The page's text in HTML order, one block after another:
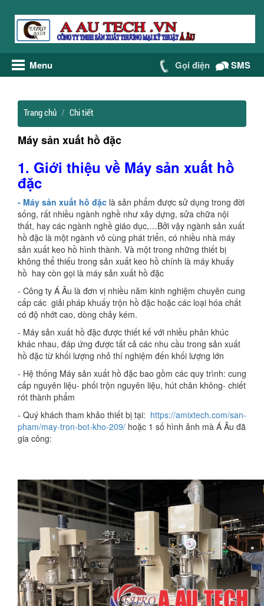
Menu Gọi điện SMS
Trang chủ Chi tiết
Máy sản xuất hồ đặc
1. Giới thiệu về Máy sản xuất hồ
đặc
- Máy sản xuất hồ đặc là sản phẩm được sử dụng trong đời
sống, rất nhiều ngành nghề như xây dựng, sửa chữa nội
thất, hay các ngành nghề giáo dục,…Bởi vậy ngành sản xuất
hồ đặc là một ngành vô cùng phát triển, có nhiều nhà máy
sản xuất keo hồ hình thành. Và một trong những thiết bị
không thể thiếu trong sản xuất keo hồ chính là máy khuấy
hồ hay còn gọi là máy sản xuất hồ đặc
- Công ty Á Âu là đơn vị nhiều năm kinh nghiệm chuyên cung
cấp các giải pháp khuấy trộn hồ đặc hoặc các loại hóa chất
có độ nhớt cao, dòng chảy kém.
- Máy sản xuất hồ đặc được thiết kế với nhiều phân khúc
khác nhau, đáp ứng được tất cả các nhu cầu trong sản xuất
hồ đặc từ khối lượng nhỏ thí nghiệm đến khối lượng lớn
- Hệ thống Máy sản xuất hồ đặc bao gồm các quy trình: cung
cấp nguyên liệu- phối trộn nguyên liệu, hút chân không- chiết
rót thành phẩm
- Quý khách tham khảo thiết bị tại: https://amixtech.com/san-
pham/may-tron-bot-kho-209/ hoặc 1 số hình ảnh mà Á Âu đã
gia công: